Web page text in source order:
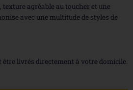
agréable au toucher et une
avec une multitude de styles de
être livrés directement à votre domicile.